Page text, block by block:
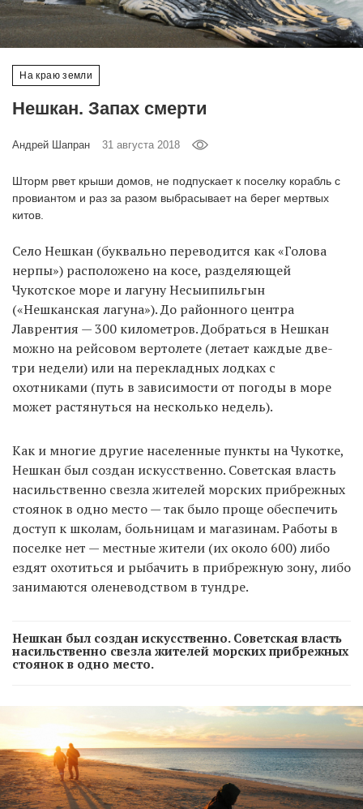
На краю земли
Нешкан. Запах смерти
Андрей Шапран 31 августа 2018
Шторм рвет крыши домов, не подпускает к поселку корабль с
провиантом и раз за разом выбрасывает на берег мертвых
китов.
Село Нешкан (буквально переводится как «Голова
нерпы») расположено на косе, разделяющей
Чукотское море и лагуну Несыипильгын
(«Нешканская лагуна»). До районного центра
Лаврентия — 300 километров. Добраться в Нешкан
можно на рейсовом вертолете (летает каждые две-
три недели) или на перекладных лодках с
охотниками (путь в зависимости от погоды в море
может растянуться на несколько недель).
Как и многие другие населенные пункты на Чукотке,
Нешкан был создан искусственно. Советская власть
насильственно свезла жителей морских прибрежных
стоянок в одно место — так было проще обеспечить
доступ к школам, больницам и магазинам. Работы в
поселке нет — местные жители (их около 600) либо
ездят охотиться и рыбачить в прибрежную зону, либо
занимаются оленеводством в тундре.
Нешкан был создан искусственно. Советская власть
насильственно свезла жителей морских прибрежных
стоянок в одно место.